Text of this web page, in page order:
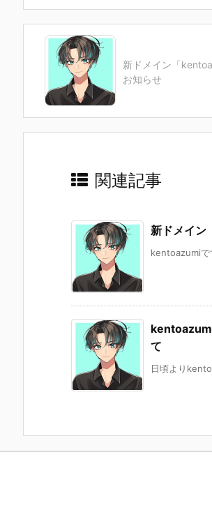
新ドメイン「
お知らせ
関連記事
新ドメイ
kentoazumiで
て
日頃より